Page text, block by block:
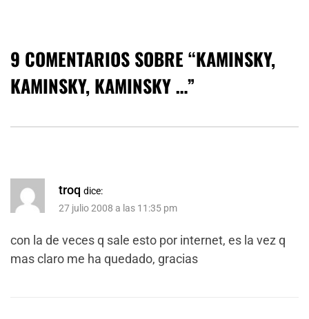
9 COMENTARIOS SOBRE “KAMINSKY,
KAMINSKY, KAMINSKY …”
troq dice:
27 julio 2008 a las 11:35 pm
con la de veces q sale esto por internet, es la vez q
mas claro me ha quedado, gracias